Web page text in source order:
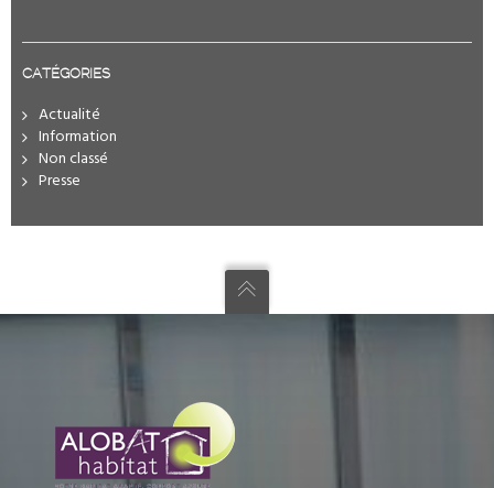
CATÉGORIES
Actualité
Information
Non classé
Presse